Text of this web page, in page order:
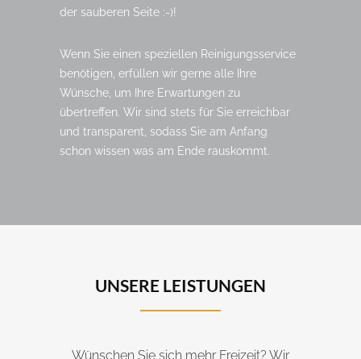
der sauberen Seite :-)!
Wenn Sie einen speziellen Reinigungsservice
benötigen, erfüllen wir gerne alle Ihre
Wünsche, um Ihre Erwartungen zu
übertreffen. Wir sind stets für Sie erreichbar
und transparent, sodass Sie am Anfang
schon wissen was am Ende rauskommt.
UNSERE LEISTUNGEN
Wünschen Sie sich mehr Freizeit? Wir